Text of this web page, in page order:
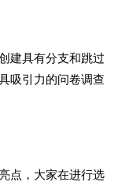
建具有分支和跳过
吸引力的问卷调查
点，大家在进行选